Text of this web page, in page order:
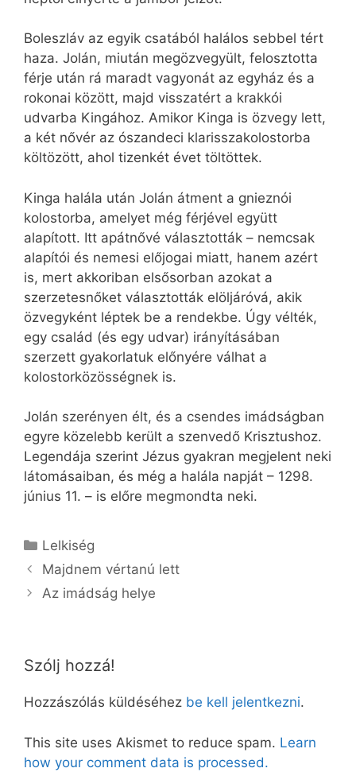
Boleszláv az egyik csatából halálos sebbel tért
haza. Jolán, miután megözvegyült, felosztotta
férje után rá maradt vagyonát az egyház és a
rokonai között, majd visszatért a krakkói
udvarba Kingához. Amikor Kinga is özvegy lett,
a két nővér az ószandeci klarisszakolostorba
költözött, ahol tizenkét évet töltöttek.
Kinga halála után Jolán átment a gnieznói
kolostorba, amelyet még férjével együtt
alapított. Itt apátnővé választották – nemcsak
alapítói és nemesi előjogai miatt, hanem azért
is, mert akkoriban elsősorban azokat a
szerzetesnőket választották elöljáróvá, akik
özvegyként léptek be a rendekbe. Úgy vélték,
egy család (és egy udvar) irányításában
szerzett gyakorlatuk előnyére válhat a
kolostorközösségnek is.
Jolán szerényen élt, és a csendes imádságban
egyre közelebb került a szenvedő Krisztushoz.
Legendája szerint Jézus gyakran megjelent neki
látomásaiban, és még a halála napját – 1298.
június 11. – is előre megmondta neki.
Kategória
Lelkiség
Majdnem vértanú lett
Az imádság helye
Szólj hozzá!
Hozzászólás küldéséhez be kell jelentkezni.
This site uses Akismet to reduce spam. Learn
how your comment data is processed.